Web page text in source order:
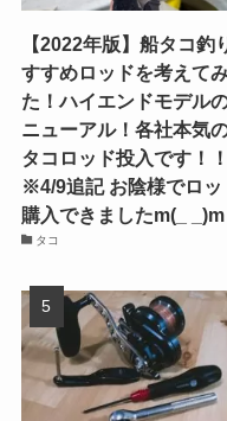
【2022年版】船タコ釣
すすめロッドを考えて
た！ハイエンドモデル
ニューアル！各社本気
タコロッド投入です！！
※4/9追記 お陰様でロッ
購入できましたm(_ _)m
タコ